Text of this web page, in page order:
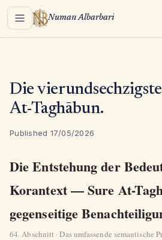
Menu Numan Albarbari
Die
At-Taghābun.
Published 17/05/2026
Die Entstehung der
Korantext — Sure At-
gegenseitige
64. Abschnitt · Das umfassende semantische